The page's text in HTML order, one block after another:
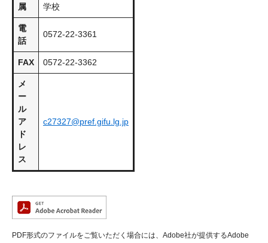
属
学校
電
話
0572-22-3361
FAX 0572-22-3362
メ
ー
ル
ア
ド
レ
ス
c27327@pref.gifu.lg.jp
PDF形式のファイルをご覧いただく場合には、Adobe社が提供するAdobe